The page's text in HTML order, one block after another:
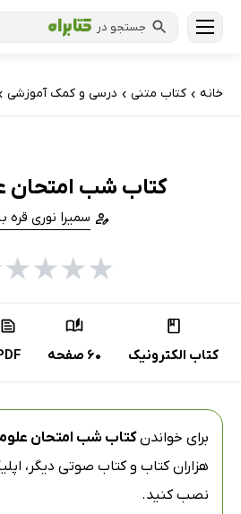
جستجو در
خانه › کتاب‌ متنی › درسی و کمک آموزشی
کتاب شب امتحان
سمیرا نوری قره
★
★
★
★
کتاب الکترونیک 60 صفحه
برای خواندنکتاب شب امتحان
هزاران کتاب و کتاب صوتی دیگر،
نصب کنید.